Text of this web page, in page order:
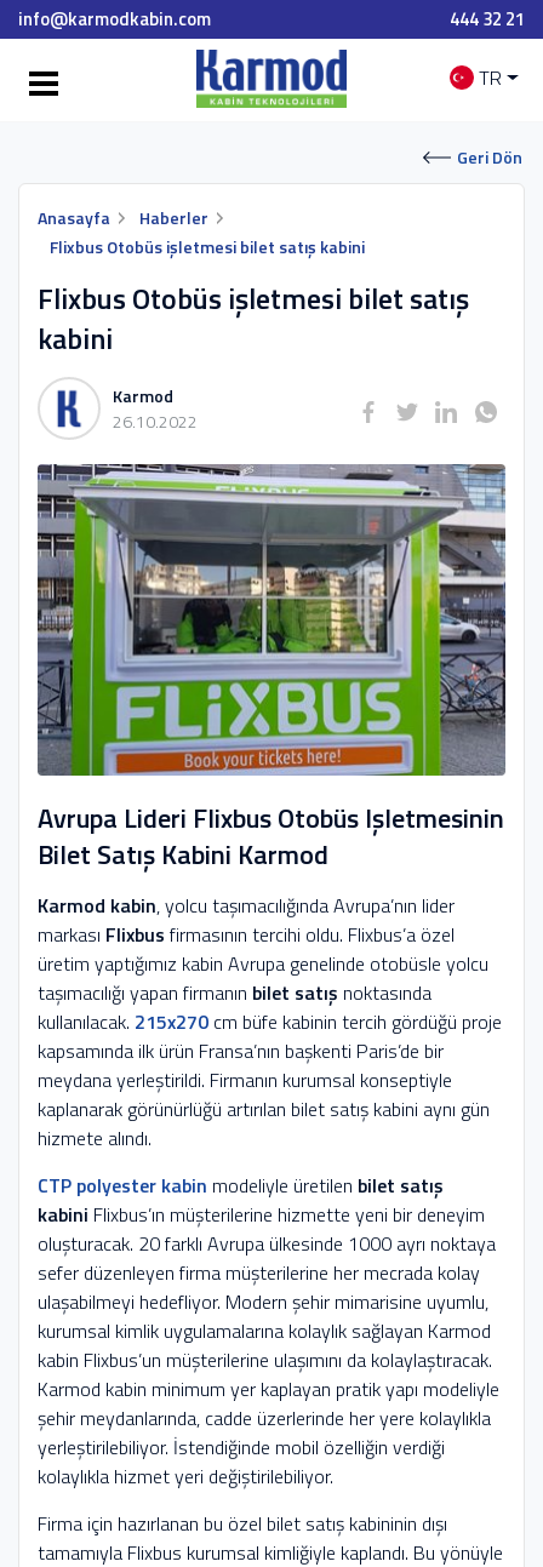
info@karmodkabin.com 444 32 21
TR
Geri Dön
Anasayfa
Haberler
Flixbus Otobüs işletmesi bilet satış kabini
Flixbus Otobüs işletmesi bilet satış
kabini
Karmod
26.10.2022
Avrupa Lideri Flixbus Otobüs Işletmesinin
Bilet Satış Kabini Karmod
Karmod kabin, yolcu taşımacılığında Avrupa’nın lider
markası Flixbus firmasının tercihi oldu. Flixbus’a özel
üretim yaptığımız kabin Avrupa genelinde otobüsle yolcu
taşımacılığı yapan firmanın bilet satış noktasında
kullanılacak. 215x270 cm büfe kabinin tercih gördüğü proje
kapsamında ilk ürün Fransa’nın başkenti Paris’de bir
meydana yerleştirildi. Firmanın kurumsal konseptiyle
kaplanarak görünürlüğü artırılan bilet satış kabini aynı gün
hizmete alındı.
CTP polyester kabin modeliyle üretilen bilet satış
kabini Flixbus’ın müşterilerine hizmette yeni bir deneyim
oluşturacak. 20 farklı Avrupa ülkesinde 1000 ayrı noktaya
sefer düzenleyen firma müşterilerine her mecrada kolay
ulaşabilmeyi hedefliyor. Modern şehir mimarisine uyumlu,
kurumsal kimlik uygulamalarına kolaylık sağlayan Karmod
kabin Flixbus’un müşterilerine ulaşımını da kolaylaştıracak.
Karmod kabin minimum yer kaplayan pratik yapı modeliyle
şehir meydanlarında, cadde üzerlerinde her yere kolaylıkla
yerleştirilebiliyor. İstendiğinde mobil özelliğin verdiği
kolaylıkla hizmet yeri değiştirilebiliyor.
Firma için hazırlanan bu özel bilet satış kabininin dışı
tamamıyla Flixbus kurumsal kimliğiyle kaplandı. Bu yönüyle